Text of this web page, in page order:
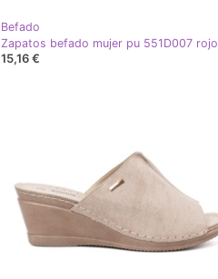
Befado
Zapatos befado mujer pu 551D007 rojo
15,16 €